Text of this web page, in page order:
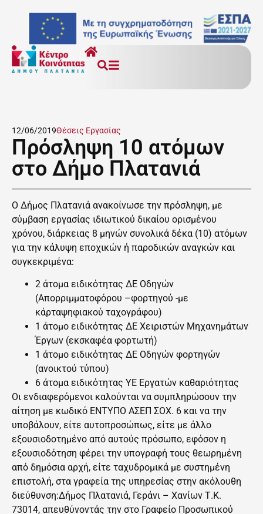
12/06/2019Θέσεις Εργασίας
Πρόσληψη 10 ατόμων
στο Δήμο Πλατανιά
Ο Δήμος Πλατανιά ανακοίνωσε την πρόσληψη, με
σύμβαση εργασίας ιδιωτικού δικαίου ορισμένου
χρόνου, διάρκειας 8 μηνών συνολικά δέκα (10) ατόμων
για την κάλυψη εποχικών ή παροδικών αναγκών και
συγκεκριμένα:
2 άτομα ειδικότητας ΔΕ Οδηγών
(Απορριμματοφόρου –φορτηγού -με
κάρταψηφιακού ταχογράφου)
1 άτομο ειδικότητας ΔΕ Χειριστών Μηχανημάτων
Έργων (εκσκαφέα φορτωτή)
1 άτομο ειδικότητας ΔΕ Οδηγών φορτηγών
(ανοικτού τύπου)
6 άτομα ειδικότητας ΥΕ Εργατών καθαριότητας
Οι ενδιαφερόμενοι καλούνται να συμπληρώσουν την
αίτηση με κωδικό ΕΝΤΥΠΟ ΑΣΕΠ ΣΟΧ. 6 και να την
υποβάλουν, είτε αυτοπροσώπως, είτε με άλλο
εξουσιοδοτημένο από αυτούς πρόσωπο, εφόσον η
εξουσιοδότηση φέρει την υπογραφή τους θεωρημένη
από δημόσια αρχή, είτε ταχυδρομικά με συστημένη
επιστολή, στα γραφεία της υπηρεσίας στην ακόλουθη
διεύθυνση:Δήμος Πλατανιά, Γεράνι – Χανίων Τ.Κ.
73014, απευθύνοντάς την στο Γραφείο Προσωπικού